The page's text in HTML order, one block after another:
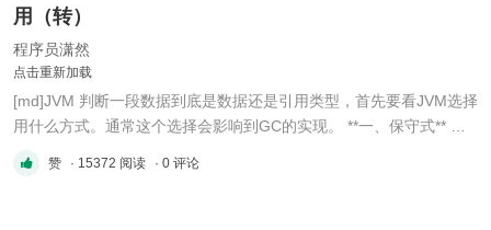
用（转）
程序员潇然
点击重新加载
[md]JVM 判断一段数据到底是数据还是引用类型，首先要看JVM选择
用什么方式。通常这个选择会影响到GC的实现。 **一、保守式** 如
赞 · 15372 阅读 · 0 评论